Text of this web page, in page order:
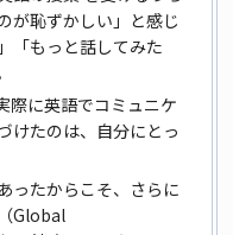
が恥ずかしい」と感じ
「もっと話してみた
際に英語でコミュニケ
けたのは、自分にとっ
ったからこそ、さらに
Global